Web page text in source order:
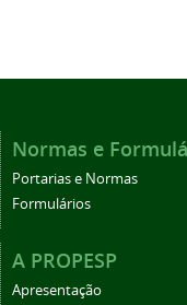
Normas e
Portarias e Normas
Formulários
A PROPESP
Apresentação